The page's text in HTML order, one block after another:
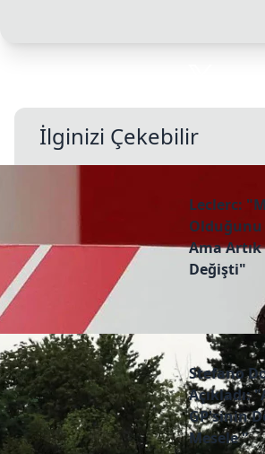
İlginizi Çekebilir
Leclerc:
Ama
Değişti"
Stefano
Açıkladı:
GP'sinin
Mesele "